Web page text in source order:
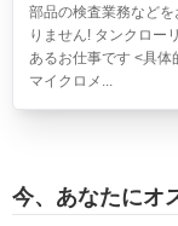
部品の検査業務など
りません! タンクロー
あるお仕事です <具体
マイクロメ...
今、あなたにオ